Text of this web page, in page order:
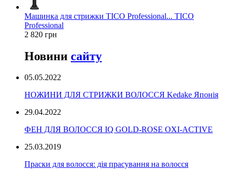
Машинка для стрижки TICO Professional... TICO
Professional
2 820 грн
Новини сайту
05.05.2022
НОЖИНИ ДЛЯ СТРИЖКИ ВОЛОССЯ Kedake Японія
29.04.2022
ФЕН ДЛЯ ВОЛОССЯ IQ GOLD-ROSE OXI-ACTIVE
25.03.2019
Праски для волосся: дія прасування на волосся